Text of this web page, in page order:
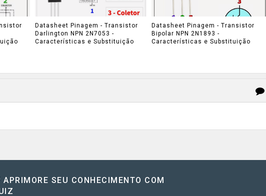
Datasheet Pinagem - Transistor
Darlington NPN 2N7053 -
Características e Substituição
Datasheet Pinagem - Transistor
Bipolar NPN 2N1893 -
Características e Substituição
APRIMORE SEU CONHECIMENTO COM